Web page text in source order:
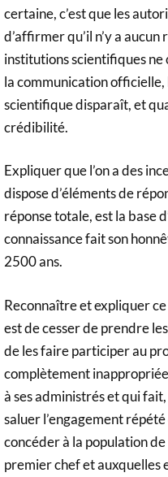
certaine, c’est que les
d’affirmer qu’il n’y a
institutions scientifiques ne
la communication
scientifique disparaît, et
crédibilité.
Expliquer que l’on a des
dispose d’éléments de
réponse totale, est la base
connaissance fait son
2500 ans.
Reconnaître et expliquer ce
est de cesser de prendre
de les faire participer au
complètement
à ses administrés et qui
saluer l’engagement
concéder à la population
premier chef et auxquelles